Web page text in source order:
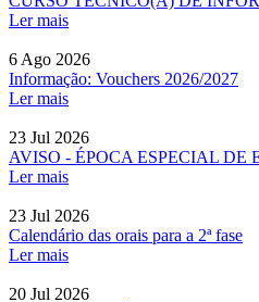
Ler mais
6 Ago 2026
Informação: Vouchers 2026/2027
Ler mais
23 Jul 2026
AVISO - ÉPOCA ESPECIAL DE
Ler mais
23 Jul 2026
Calendário das orais para a 2ª fase
Ler mais
20 Jul 2026